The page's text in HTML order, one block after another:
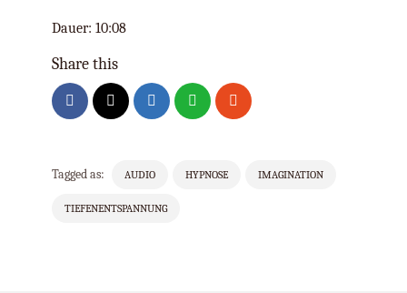
Dauer: 10:08
Share this
Tagged as: AUDIO HYPNOSE IMAGINATION
TIEFENENTSPANNUNG